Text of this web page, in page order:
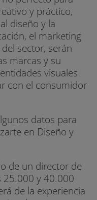
y práctico,
diseño y la
el marketing
sector, serán
marcas y su
visuales
con el consumidor
datos para
en Diseño y
de un director de
25.000 y 40.000
de la experiencia